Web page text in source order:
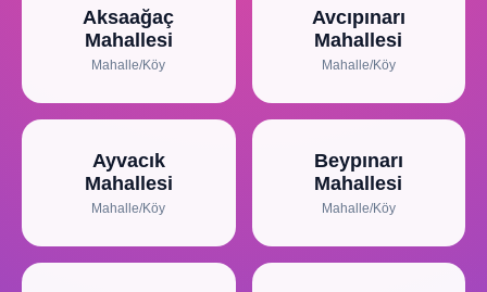
Aksaağaç
Mahallesi
Mahalle/Köy
Avcıpınarı
Mahallesi
Mahalle/Köy
Ayvacık
Mahallesi
Mahalle/Köy
Beypınarı
Mahallesi
Mahalle/Köy